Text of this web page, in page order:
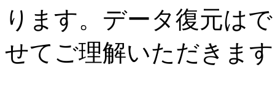
ります。データ復元は
せてご理解いただきま